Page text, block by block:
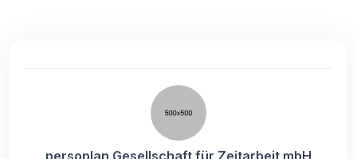
persoplan Gesellschaft für Zeitarbeit mbH